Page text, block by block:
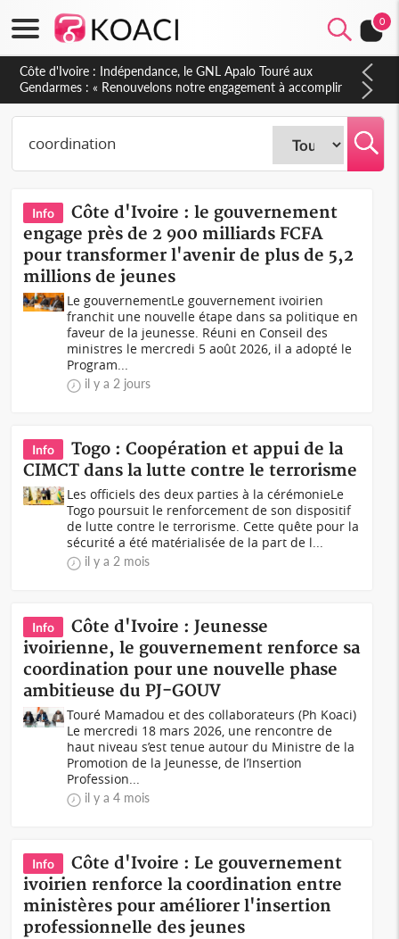
0
Sierra Leone : Un projet de réforme constitutionnelle en
gestation, points clés des amendements, un exclu d'avance
Info
Côte d'Ivoire : le gouvernement
engage près de 2 900 milliards FCFA
pour transformer l'avenir de plus de 5,2
millions de jeunes
Le gouvernementLe gouvernement ivoirien
franchit une nouvelle étape dans sa politique en
faveur de la jeunesse. Réuni en Conseil des
ministres le mercredi 5 août 2026, il a adopté le
Program...
il y a 2 jours
Info
Togo : Coopération et appui de la
CIMCT dans la lutte contre le terrorisme
Les officiels des deux parties à la cérémonieLe
Togo poursuit le renforcement de son dispositif
de lutte contre le terrorisme. Cette quête pour la
sécurité a été matérialisée de la part de l...
il y a 2 mois
Info
Côte d'Ivoire : Jeunesse
ivoirienne, le gouvernement renforce sa
coordination pour une nouvelle phase
ambitieuse du PJ-GOUV
Touré Mamadou et des collaborateurs (Ph Koaci)
Le mercredi 18 mars 2026, une rencontre de
haut niveau s’est tenue autour du Ministre de la
Promotion de la Jeunesse, de l’Insertion
Profession...
il y a 4 mois
Info
Côte d'Ivoire : Le gouvernement
ivoirien renforce la coordination entre
ministères pour améliorer l'insertion
professionnelle des jeunes